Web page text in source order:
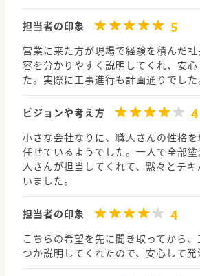
担当者の印象 5
営業に来た方が現場で経験を積んだ
容を分かりやすく説明してくれ、安
た。実際に工事進行も計画通りでした
ビジョンや考え方 4
小さな会社なりに、職人さんの性格
任せているようでした。一人で全部
人さんが担当してくれて、黙々とテ
いました。
担当者の印象 4
こちらの希望を先に聞き取ってから、
つか説明してくれたので、安心して発